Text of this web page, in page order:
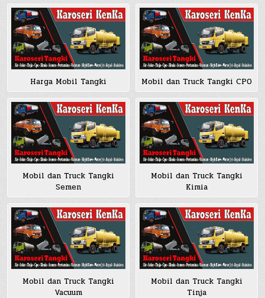
Harga Mobil Tangki Mobil dan Truck Tangki CPO
Mobil dan Truck Tangki
Semen
Mobil dan Truck Tangki
Kimia
Mobil dan Truck Tangki
Vacuum
Mobil dan Truck Tangki
Tinja